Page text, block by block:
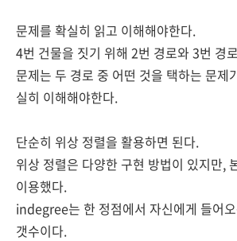
문제를 확실히 읽고 이해해야한다.
4번 건물을 짓기 위해 2번 경로와 3번 경
문제는 두 경로 중 어떤 것을 택하는 문제
실히 이해해야한다.
단순히 위상 정렬을 활용하면 된다.
위상 정렬은 다양한 구현 방법이 있지만,
이용했다.
indegree는 한 정점에서 자신에게 들어
갯수이다.